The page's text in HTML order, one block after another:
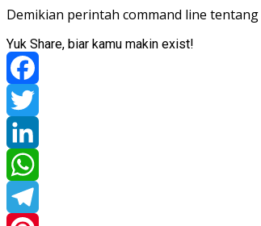
Demikian perintah command line tentang
Yuk Share, biar kamu makin exist!
Facebook
Twitter
LinkedIn
WhatsApp